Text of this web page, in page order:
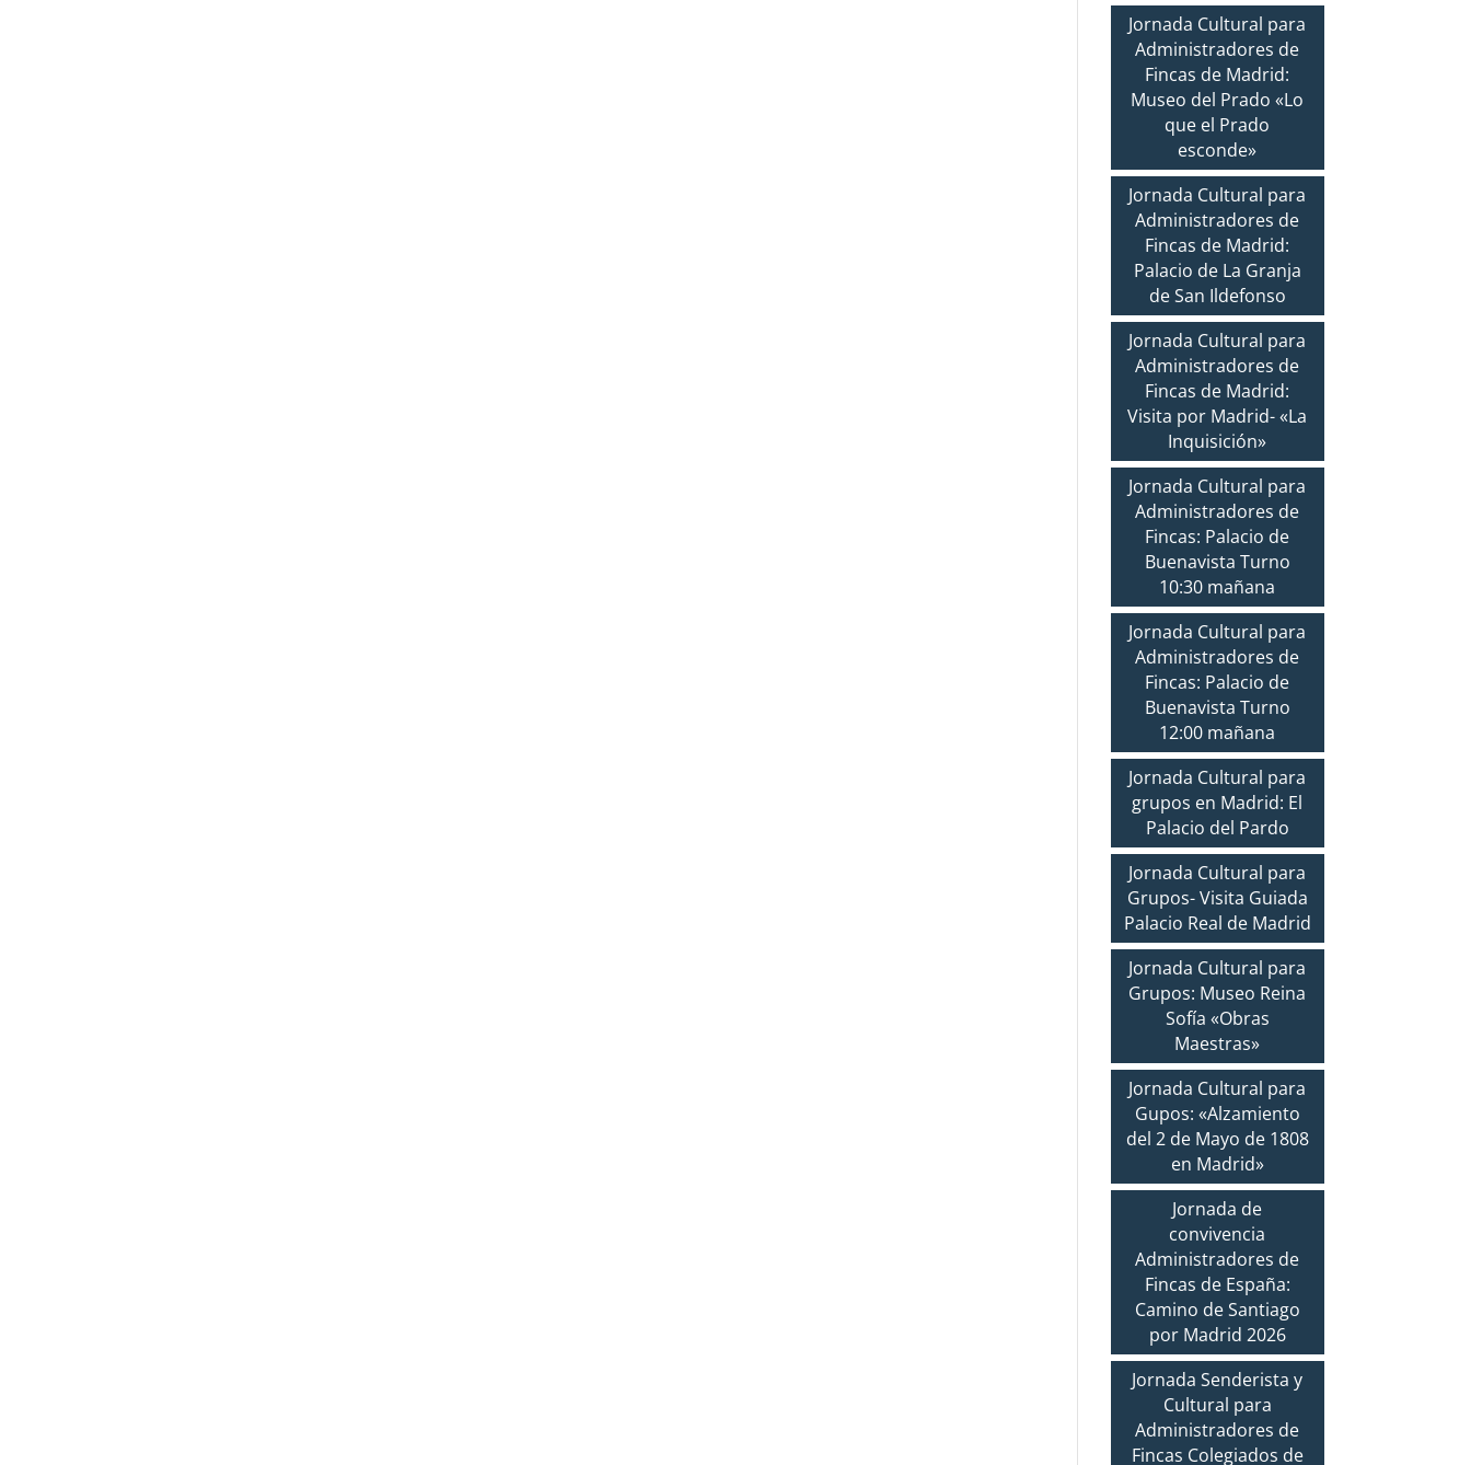
Jornada Cultural para
Administradores de
Fincas de Madrid:
Museo del Prado «Lo
que el Prado
esconde»
Jornada Cultural para
Administradores de
Fincas de Madrid:
Palacio de La Granja
de San Ildefonso
Jornada Cultural para
Administradores de
Fincas de Madrid:
Visita por Madrid- «La
Inquisición»
Jornada Cultural para
Administradores de
Fincas: Palacio de
Buenavista Turno
10:30 mañana
Jornada Cultural para
Administradores de
Fincas: Palacio de
Buenavista Turno
12:00 mañana
Jornada Cultural para
grupos en Madrid: El
Palacio del Pardo
Jornada Cultural para
Grupos- Visita Guiada
Palacio Real de Madrid
Jornada Cultural para
Grupos: Museo Reina
Sofía «Obras
Maestras»
Jornada Cultural para
Gupos: «Alzamiento
del 2 de Mayo de 1808
en Madrid»
Jornada de
convivencia
Administradores de
Fincas de España:
Camino de Santiago
por Madrid 2026
Jornada Senderista y
Cultural para
Administradores de
Fincas Colegiados de